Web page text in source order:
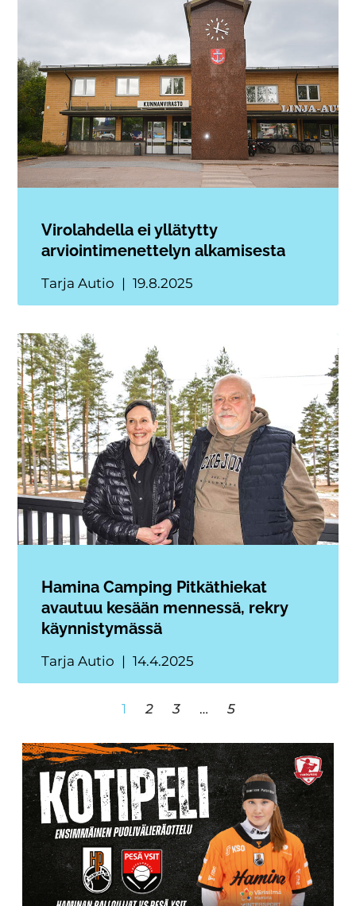
Virolahdella ei yllätytty
arviointimenettelyn alkamisesta
Tarja Autio 19.8.2025
Hamina Camping Pitkäthiekat
avautuu kesään mennessä, rekry
käynnistymässä
Tarja Autio 14.4.2025
1 2 3 … 5